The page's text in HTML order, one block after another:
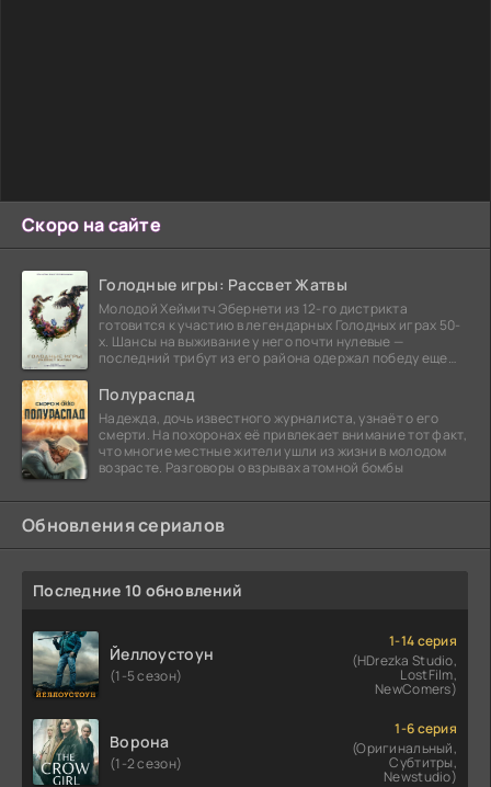
Скоро на сайте
Голодные игры: Рассвет Жатвы
Молодой Хеймитч Эбернети из 12-го дистрикта
готовится к участию в легендарных Голодных играх 50-
х. Шансы на выживание у него почти нулевые —
последний трибут из его района одержал победу еще
Полураспад
Надежда, дочь известного журналиста, узнаёт о его
смерти. На похоронах её привлекает внимание тот факт,
что многие местные жители ушли из жизни в молодом
возрасте. Разговоры о взрывах атомной бомбы
Обновления сериалов
Последние 10 обновлений
Йеллоустоун
(1-5 сезон)
1-14 серия
(HDrezka Studio,
LostFilm,
NewComers)
Ворона
(1-2 сезон)
1-6 серия
(Оригинальный,
Субтитры,
Newstudio)